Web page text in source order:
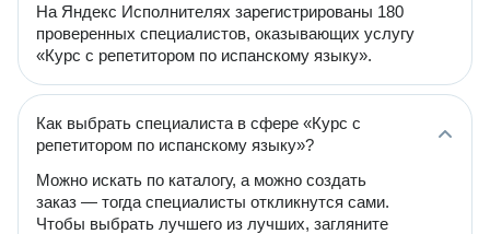
На Яндекс Исполнителях зарегистрированы 180
проверенных специалистов, оказывающих услугу
«Курс с репетитором по испанскому языку».
Как выбрать специалиста в сфере «Курс с
репетитором по испанскому языку»?
Можно искать по каталогу, а можно создать
заказ — тогда специалисты откликнутся сами.
Чтобы выбрать лучшего из лучших, загляните